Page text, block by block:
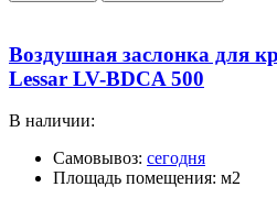
Воздушная заслонка для
Lessar LV-BDCA 500
В наличии:
Самовывоз: сегодня
Площадь помещения: м2